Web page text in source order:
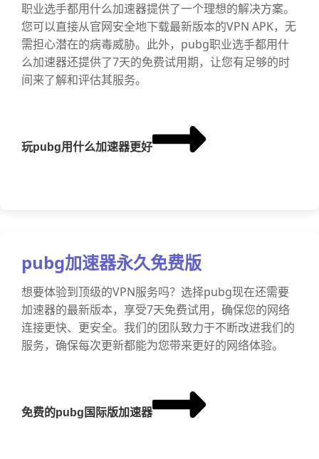
职业选手都用什么加速器提供了一个理想的解决方案。
您可以直接从官网安全地下载最新版本的VPN APK，无
需担心潜在的病毒威胁。此外，pubg职业选手都用什
么加速器还提供了7天的免费试用期，让您有足够的时
间来了解和评估其服务。
玩pubg用什么加速器更好
pubg加速器永久免费版
想要体验到顶级的VPN服务吗？选择pubg现在还需要
加速器的最新版本，享受7天免费试用，确保您的网络
连接更快、更安全。我们的团队致力于不断改进我们的
服务，确保每次更新都能为您带来更好的网络体验。
免费的pubg国际版加速器